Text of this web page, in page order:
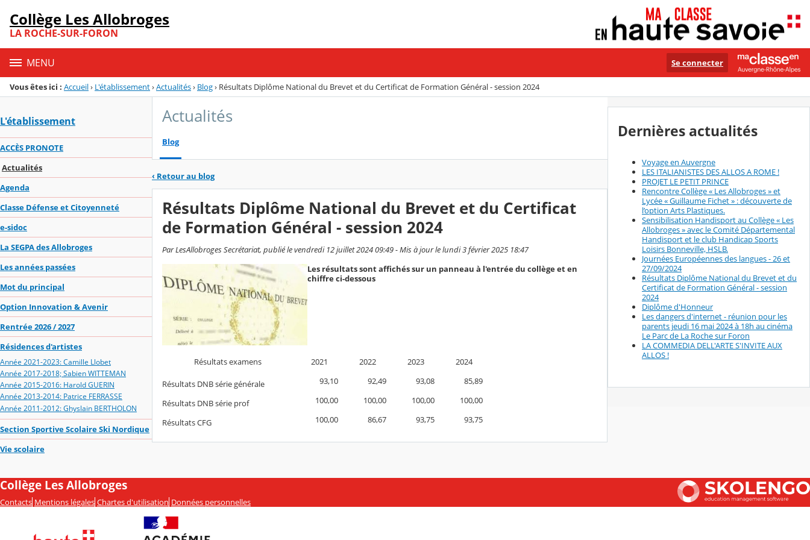
Menu de la rubrique
Contenu
Collège Les Allobroges
LA ROCHE-SUR-FORON
MENU Se connecter
Vous êtes ici : Accueil› L'établissement›Actualités› Blog› Résultats Diplôme National du Brevet et du Certificat de Formation Général - session 2024
L'établissement
ACCÈS PRONOTE
Actualités
Agenda
Classe Défense et Citoyenneté
e-sidoc
La SEGPA des Allobroges
Les années passées
Mot du principal
Option Innovation & Avenir
Rentrée 2026 / 2027
Résidences d'artistes
Année 2021-2023: Camille Llobet
Année 2017-2018; Sabien WITTEMAN
Année 2015-2016: Harold GUERIN
Année 2013-2014: Patrice FERRASSE
Année 2011-2012: Ghyslain BERTHOLON
Section Sportive Scolaire Ski Nordique
Vie scolaire
Actualités
Blog
‹ Retour au blog
Résultats Diplôme National du Brevet et du Certificat
de Formation Général - session 2024
Par LesAllobroges Secrétariat, publié le vendredi 12 juillet 2024 09:49 - Mis à jour le lundi 3 février 2025 18:47
Les résultats sont affichés sur un panneau à l'entrée du collège et en
chiffre ci-dessous
Résultats examens 2021 2022 2023 2024
Résultats DNB série générale 93,10 92,49 93,08 85,89
Résultats DNB série prof 100,00 100,00 100,00 100,00
Résultats CFG 100,00 86,67 93,75 93,75
Dernières actualités
Voyage en Auvergne
LES ITALIANISTES DES ALLOS A ROME !
PROJET LE PETIT PRINCE
Rencontre Collège « Les Allobroges » et
Lycée « Guillaume Fichet » : découverte de
l’option Arts Plastiques.
Sensibilisation Handisport au Collège « Les
Allobroges » avec le Comité Départemental
Handisport et le club Handicap Sports
Loisirs Bonneville, HSLB.
Journées Européennes des langues - 26 et
27/09/2024
Résultats Diplôme National du Brevet et du
Certificat de Formation Général - session
2024
Diplôme d'Honneur
Les dangers d'internet - réunion pour les
parents jeudi 16 mai 2024 à 18h au cinéma
Le Parc de La Roche sur Foron
LA COMMEDIA DELL'ARTE S'INVITE AUX
ALLOS !
Collège Les Allobroges
Contacts Mentions légales Chartes d'utilisation Données personnelles